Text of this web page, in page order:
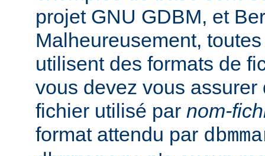
projet GNU GDBM, et
Malheureusement,
utilisent des formats de
vous devez vous assurer
fichier utilisé par nom-
format attendu par